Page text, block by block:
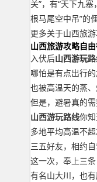
关”，有“天下九
根马尾空中吊”的
更多关于山西旅
山西旅游攻略自
入伏后山西游玩
哪怕是有点出行的
也被高温天的蒸
但是，避暑真的需
山西游玩路线你
多地平均高温不
三五好友，相约
这一次，奉上三条
有名山大川，也